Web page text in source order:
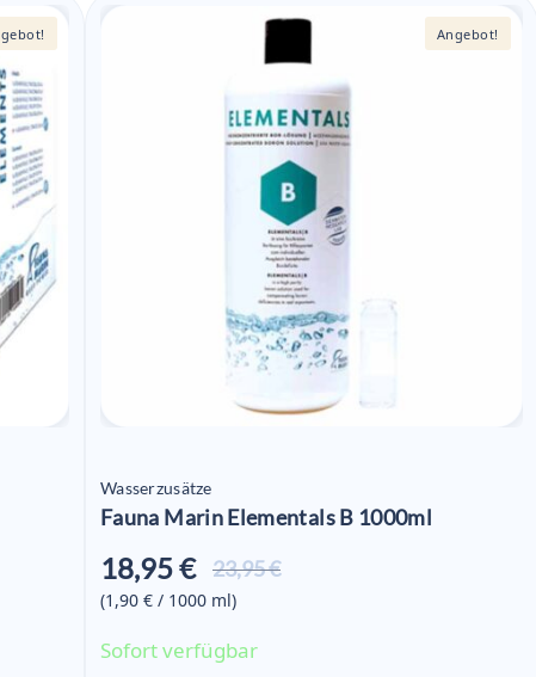
Angebot!
Wasserzusätze
Fauna Marin Elementals B 1000ml
23,95 €
18,95 €
Aktueller
(1,90 € / 1000 ml)
Sofort verfügbar